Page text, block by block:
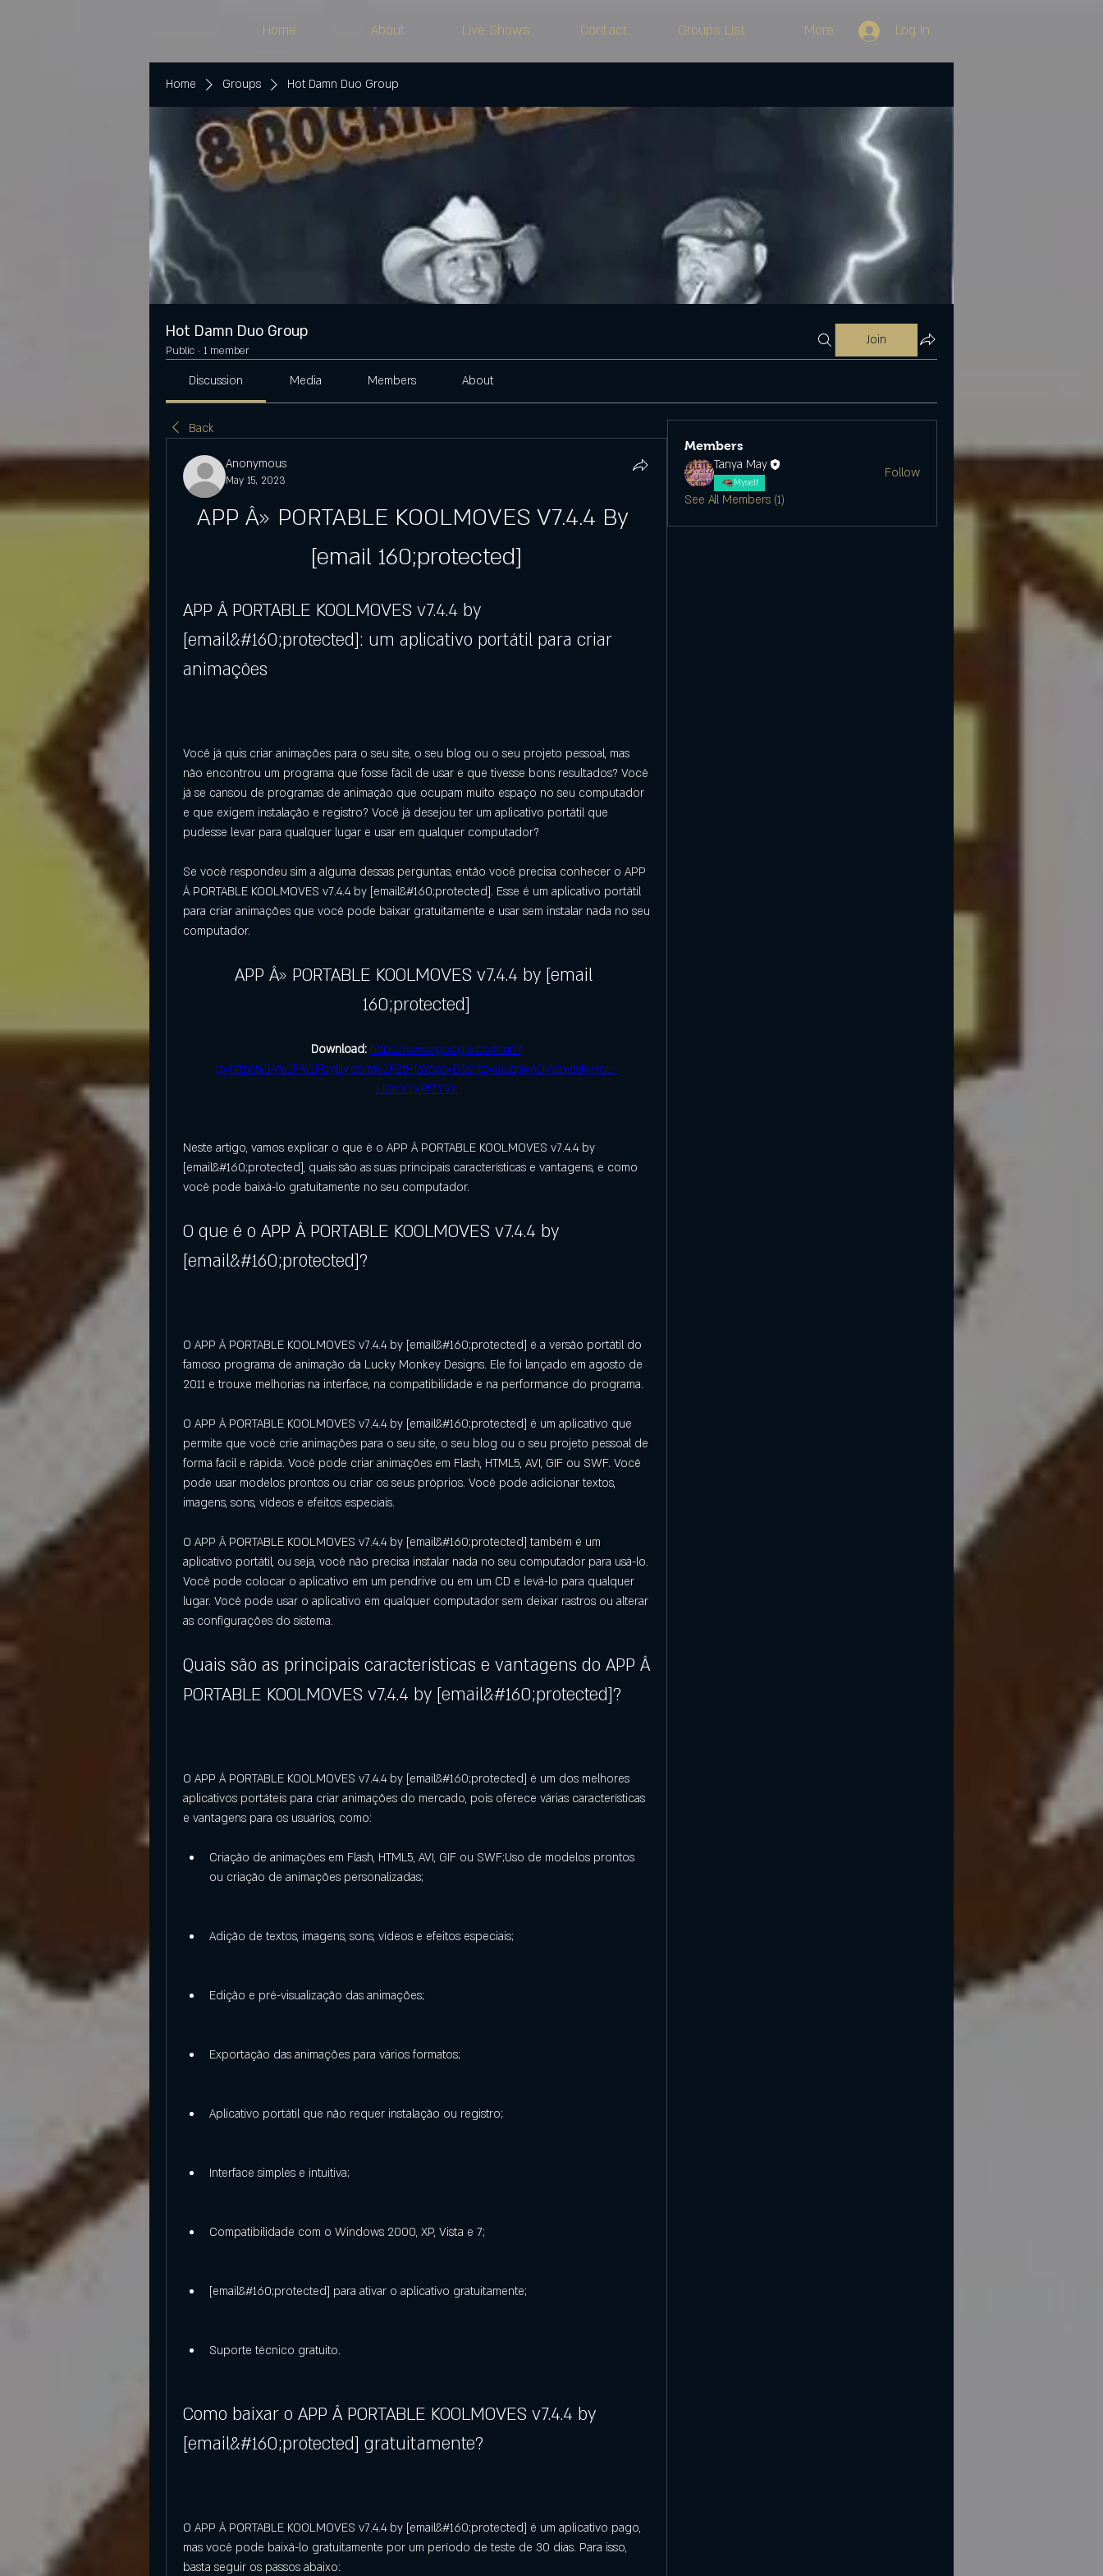
Home About Live Shows Contact Groups List More Log In
Home Groups Hot Damn Duo Group
Hot Damn Duo Group
Public · 1 member
Join
Discussion Media Members About
Back
Anonymous
May 15, 2023
APP Â» PORTABLE KOOLMOVES V7.4.4 By
[email 160;protected]
APP Â PORTABLE KOOLMOVES v7.4.4 by
[email&#160;protected]: um aplicativo portátil para criar
animações
Você já quis criar animações para o seu site, o seu blog ou o seu projeto pessoal, mas
não encontrou um programa que fosse fácil de usar e que tivesse bons resultados? Você
já se cansou de programas de animação que ocupam muito espaço no seu computador
e que exigem instalação e registro? Você já desejou ter um aplicativo portátil que
pudesse levar para qualquer lugar e usar em qualquer computador?
Se você respondeu sim a alguma dessas perguntas, então você precisa conhecer o APP
Â PORTABLE KOOLMOVES v7.4.4 by [email&#160;protected]. Esse é um aplicativo portátil
para criar animações que você pode baixar gratuitamente e usar sem instalar nada no seu
computador.
APP Â» PORTABLE KOOLMOVES v7.4.4 by [email
160;protected]
Download: https://www.google.com/url?
q=https%3A%2F%2Fbytlly.com%2F2tHTaY&sa=D&sntz=1&usg=AOvVaw1sh-Hou-
Ll1acYYxRf7YVx
Neste artigo, vamos explicar o que é o APP Â PORTABLE KOOLMOVES v7.4.4 by
[email&#160;protected], quais são as suas principais características e vantagens, e como
você pode baixá-lo gratuitamente no seu computador.
O que é o APP Â PORTABLE KOOLMOVES v7.4.4 by
[email&#160;protected]?
O APP Â PORTABLE KOOLMOVES v7.4.4 by [email&#160;protected] é a versão portátil do
famoso programa de animação da Lucky Monkey Designs. Ele foi lançado em agosto de
2011 e trouxe melhorias na interface, na compatibilidade e na performance do programa.
O APP Â PORTABLE KOOLMOVES v7.4.4 by [email&#160;protected] é um aplicativo que
permite que você crie animações para o seu site, o seu blog ou o seu projeto pessoal de
forma fácil e rápida. Você pode criar animações em Flash, HTML5, AVI, GIF ou SWF. Você
pode usar modelos prontos ou criar os seus próprios. Você pode adicionar textos,
imagens, sons, vídeos e efeitos especiais.
O APP Â PORTABLE KOOLMOVES v7.4.4 by [email&#160;protected] também é um
aplicativo portátil, ou seja, você não precisa instalar nada no seu computador para usá-lo.
Você pode colocar o aplicativo em um pendrive ou em um CD e levá-lo para qualquer
lugar. Você pode usar o aplicativo em qualquer computador sem deixar rastros ou alterar
as configurações do sistema.
Quais são as principais características e vantagens do APP Â
PORTABLE KOOLMOVES v7.4.4 by [email&#160;protected]?
O APP Â PORTABLE KOOLMOVES v7.4.4 by [email&#160;protected] é um dos melhores
aplicativos portáteis para criar animações do mercado, pois oferece várias características
e vantagens para os usuários, como:
Criação de animações em Flash, HTML5, AVI, GIF ou SWF;Uso de modelos prontos
ou criação de animações personalizadas;
Adição de textos, imagens, sons, vídeos e efeitos especiais;
Edição e pré-visualização das animações;
Exportação das animações para vários formatos;
Aplicativo portátil que não requer instalação ou registro;
Interface simples e intuitiva;
Compatibilidade com o Windows 2000, XP, Vista e 7;
[email&#160;protected] para ativar o aplicativo gratuitamente;
Suporte técnico gratuito.
Como baixar o APP Â PORTABLE KOOLMOVES v7.4.4 by
[email&#160;protected] gratuitamente?
O APP Â PORTABLE KOOLMOVES v7.4.4 by [email&#160;protected] é um aplicativo pago,
mas você pode baixá-lo gratuitamente por um período de teste de 30 dias. Para isso,
basta seguir os passos abaixo:
Members
Tanya May
Myself
Follow
See All Members (1)